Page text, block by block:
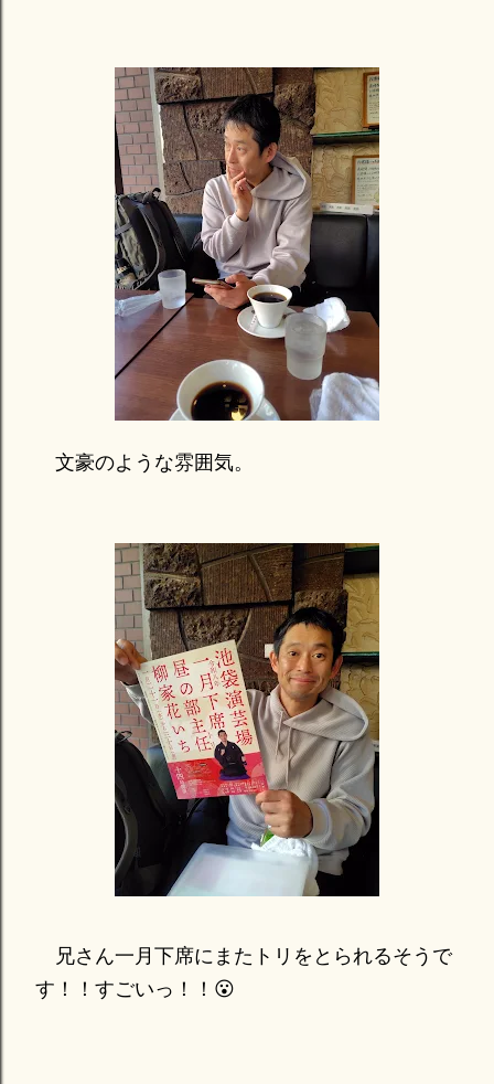
文豪のような雰囲気。
兄さん一月下席にまたトリをとられるそうで
す！！すごいっ！！😮